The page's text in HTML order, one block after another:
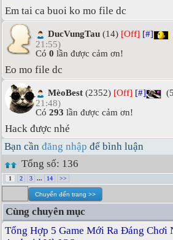
Em tai ca buoi ko mo file dc
DucVungTau (14) [Off] [#]
21:55)
Có 0 lần được cảm ơn!
Eo mo file dc
MèoBest (2352) [Off] [#]
21:48)
Có 293 lần được cảm ơn!
Hack được nhé
Bạn cần đăng nhập để bình luận
Tổng số: 136
1 2 3 ... 14 >>
Cùng chuyên mục
Tổng Hợp 5 Game Mới Ra Đáng Chơi